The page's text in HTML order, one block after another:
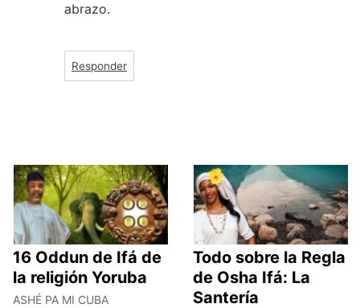
abrazo.
Responder
16 Oddun de Ifá de
la religión Yoruba
ASHÉ PA MI CUBA
Todo sobre la Regla
de Osha Ifá: La
Santería